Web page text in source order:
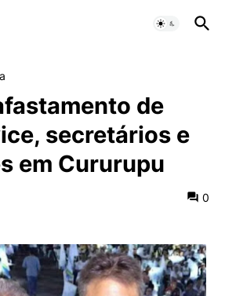
de
secretários e
em Cururupu
0